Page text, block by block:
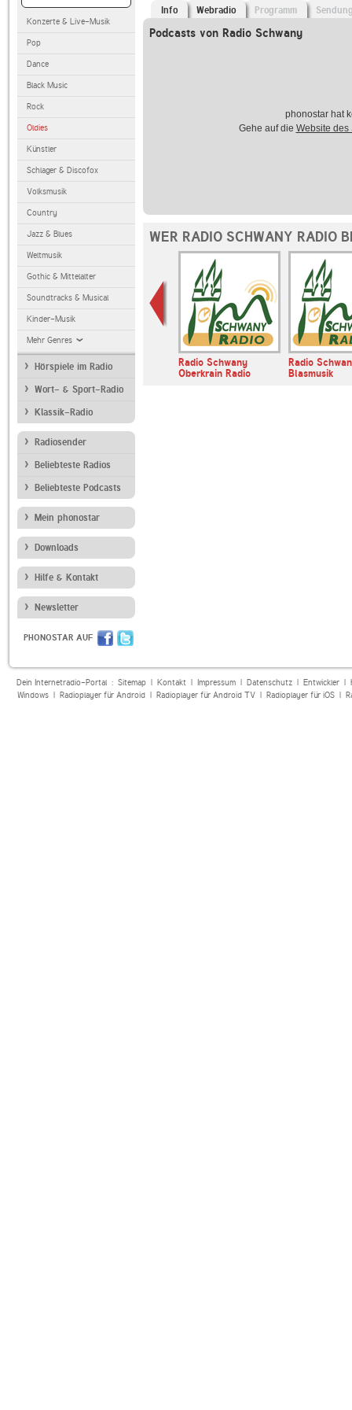
Konzerte & Live-Musik
Pop
Dance
Black Music
Rock
Oldies
Künstler
Schlager & Discofox
Volksmusik
Country
Jazz & Blues
Weltmusik
Gothic & Mittelalter
Soundtracks & Musical
Kinder-Musik
Mehr Genres
Hörspiele im Radio
Wort- & Sport-Radio
Klassik-Radio
Radiosender
Beliebteste Radios
Beliebteste Podcasts
Mein phonostar
Downloads
Hilfe & Kontakt
Newsletter
PHONOSTAR AUF
Info Webradio Programm
Podcasts von Radio Schwany
phonostar hat
Gehe auf die Website des
WER RADIO SCHWANY RADIO
Blechradio
Radio Schwany
Oberkrain Radio
Radio
Blasmusik
Dein Internetradio-Portal : Sitemap| Kontakt| Impressum| Datenschutz| Entwickler|
Windows| Radioplayer für Android| Radioplayer für Android TV| Radioplayer für iOS|